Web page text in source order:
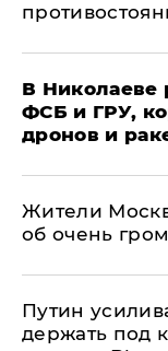
В Николаеве
ФСБ и ГРУ,
дронов и
Жители
об очень
Путин
держать под